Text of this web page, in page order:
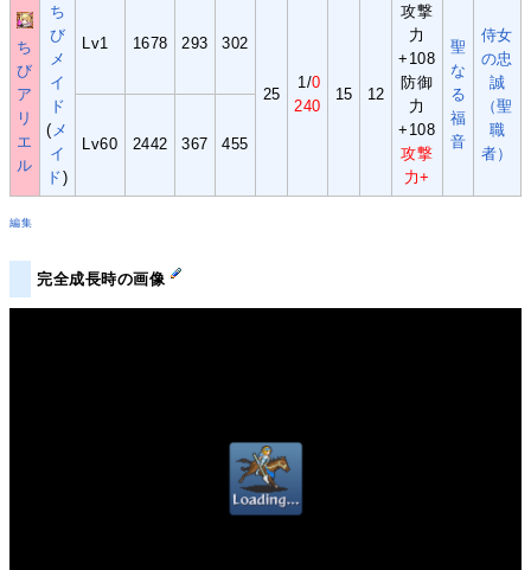
ち
び
ア
リ
エ
ル
ち
び
メ
イ
ド
( メ
イ
ド)
Lv1 1678 293 302
25
1/0
240
15 12
攻撃
力
+108
防御
力
+108
攻撃
力+
聖
な
る
福
音
侍女
の忠
誠
（聖
職
者）
Lv60 2442 367 455
編集
完全成長時の画像